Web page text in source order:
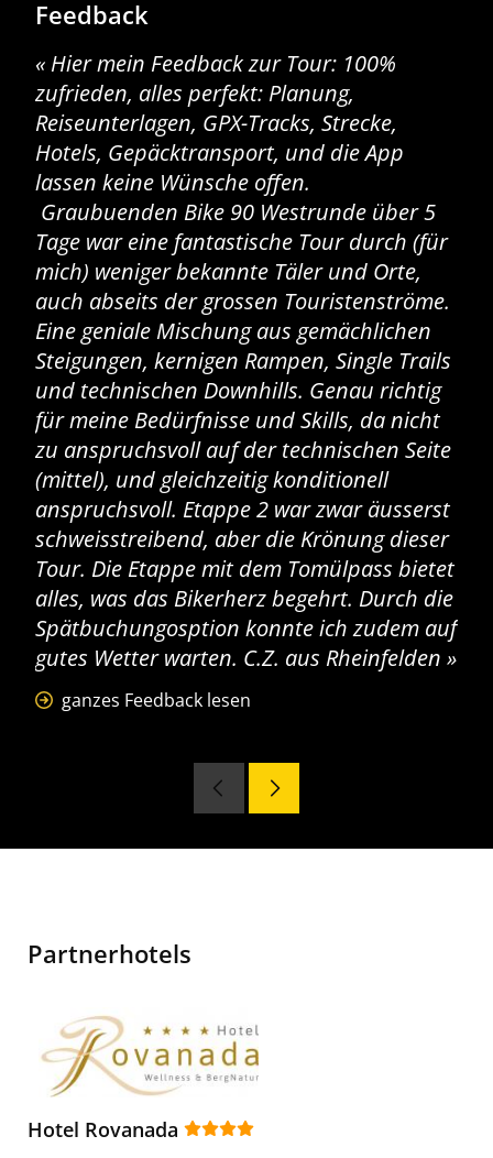
Feedback
Hier mein Feedback zur Tour: 100%
zufrieden, alles perfekt: Planung,
Reiseunterlagen, GPX-Tracks, Strecke,
Hotels, Gepäcktransport, und die App
lassen keine Wünsche offen.
Graubuenden Bike 90 Westrunde über 5
Tage war eine fantastische Tour durch (für
mich) weniger bekannte Täler und Orte,
auch abseits der grossen Touristenströme.
Eine geniale Mischung aus gemächlichen
Steigungen, kernigen Rampen, Single Trails
und technischen Downhills. Genau richtig
für meine Bedürfnisse und Skills, da nicht
zu anspruchsvoll auf der technischen Seite
(mittel), und gleichzeitig konditionell
anspruchsvoll. Etappe 2 war zwar äusserst
schweisstreibend, aber die Krönung dieser
Tour. Die Etappe mit dem Tomülpass bietet
alles, was das Bikerherz begehrt. Durch die
Spätbuchungosption konnte ich zudem auf
gutes Wetter warten. C.Z. aus Rheinfelden
ganzes Feedback lesen
Partnerhotels
Hotel Rovanada